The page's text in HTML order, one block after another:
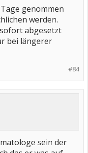
genommen
werden.
abgesetzt
bei längerer
#84
sein der